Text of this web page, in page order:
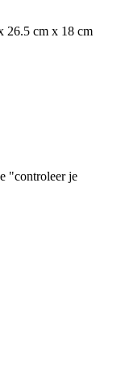
26.5 cm x 18 cm
"controleer je